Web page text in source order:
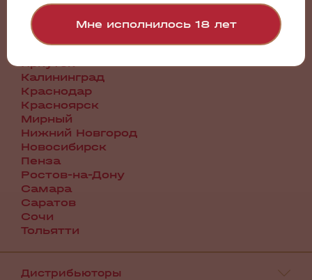
Братск
Волгоград
Воронеж
Екатеринбург
Иркутск
Калининград
Краснодар
Красноярск
Мирный
Нижний Новгород
Новосибирск
Пенза
Ростов-на-Дону
Самара
Саратов
Сочи
Тольятти
Дистрибьюторы
Мне исполнилось 18 лет